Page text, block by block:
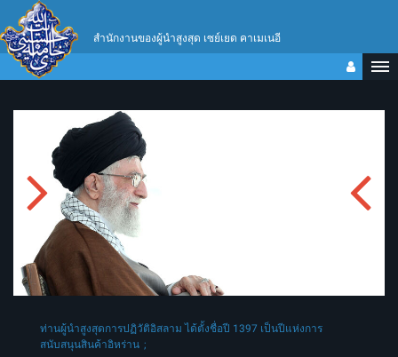
สำนักงานของผู้นำสูงสุด เซย์เยด คาเมเนอี
ท่านผู้นำสูงสุดการปฏิวัติอิสลาม ได้ตั้งชื่อปี 1397 เป็นปีแห่งการ
สนับสนุนสินค้าอิหร่าน